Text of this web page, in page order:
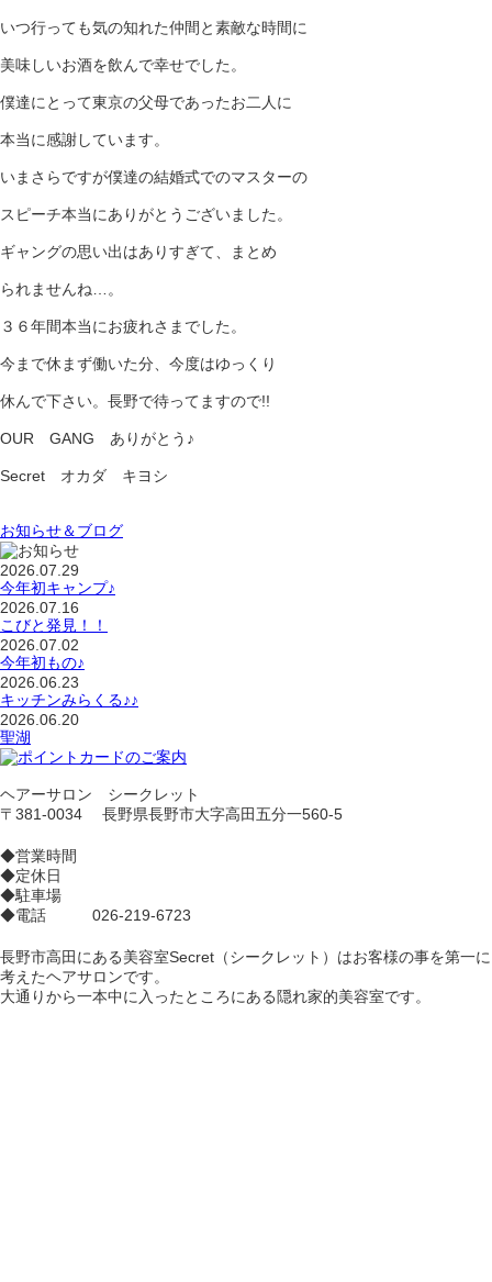
いつ行っても気の知れた仲間と素敵な時間に
美味しいお酒を飲んで幸せでした。
僕達にとって東京の父母であったお二人に
本当に感謝しています。
いまさらですが僕達の結婚式でのマスターの
スピーチ本当にありがとうございました。
ギャングの思い出はありすぎて、まとめ
られませんね…。
３６年間本当にお疲れさまでした。
今まで休まず働いた分、今度はゆっくり
休んで下さい。長野で待ってますので!!
OUR GANG ありがとう♪
Secret オカダ キヨシ
お知らせ＆ブログ
2026.07.29
今年初キャンプ♪
2026.07.16
こびと発見！！
2026.07.02
今年初もの♪
2026.06.23
キッチンみらくる♪♪
2026.06.20
聖湖
ヘアーサロン シークレット
〒381-0034 長野県長野市大字高田五分一560-5
◆営業時間
◆定休日
◆駐車場
◆電話 026-219-6723
長野市高田にある美容室Secret（シークレット）はお客様の事を第一に
考えたヘアサロンです。
大通りから一本中に入ったところにある隠れ家的美容室です。